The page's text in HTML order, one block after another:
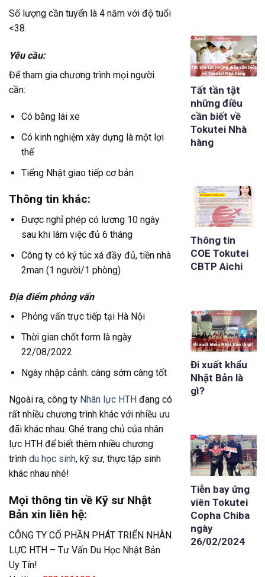
Số lượng cần tuyển là 4 năm với độ tuổi
<38.
Yêu cầu:
Để tham gia chương trình mọi người
cần:
Có bằng lái xe
Có kinh nghiệm xây dựng là một lợi
thế
Tiếng Nhật giao tiếp cơ bản
Thông tin khác:
Được nghỉ phép có lương 10 ngày
sau khi làm việc đủ 6 tháng
Công ty có ký túc xá đầy đủ, tiền nhà
2man (1 người/1 phòng)
Địa điểm phỏng vấn
Phỏng vấn trực tiếp tại Hà Nội
Thời gian chốt form là ngày
22/08/2022
Ngày nhập cảnh: càng sớm càng tốt
Ngoài ra, công ty Nhân lực HTH đang có
rất nhiều chương trình khác với nhiều ưu
đãi khác nhau. Ghé trang chủ của nhân
lực HTH để biết thêm nhiều chương
trình du học sinh, kỹ sư, thực tập sinh
khác nhau nhé!
Mọi thông tin về Kỹ sư Nhật
Bản xin liên hệ:
CÔNG TY CỔ PHẦN PHÁT TRIỂN NHÂN
LỰC HTH – Tư Vấn Du Học Nhật Bản
Uy Tín!
Tất tần tật
những điều
cần biết về
Tokutei Nhà
hàng
Thông tin
COE Tokutei
CBTP Aichi
Đi xuất khẩu
Nhật Bản là
gì?
Tiễn bay ứng
viên Tokutei
Copha Chiba
ngày
26/02/2024